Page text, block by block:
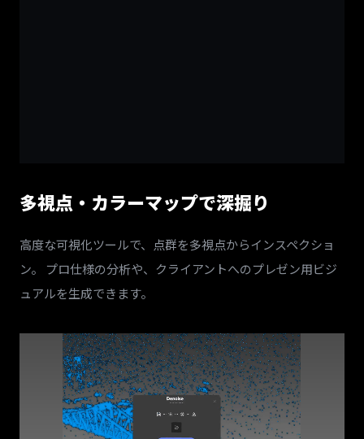
多視点・カラーマップで深掘り
高度な可視化ツールで、点群を多視点からインスペクショ
ン。 プロ仕様の分析や、クライアントへのプレゼン用ビジ
ュアルを生成できます。